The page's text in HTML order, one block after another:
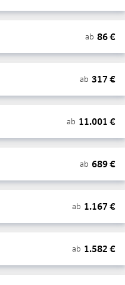
ab 86€
ab 317 €
ab 11.001 €
ab 689€
ab 1.167 €
ab 1.582 €